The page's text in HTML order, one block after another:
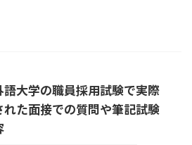
語大学の職員採用試験で実際
れた面接での質問や筆記試験